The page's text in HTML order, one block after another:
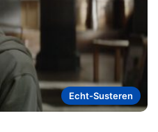
Echt-Susteren